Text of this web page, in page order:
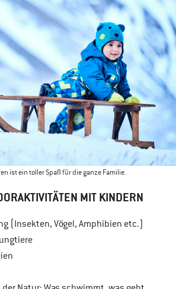
ist ein toller Spaß für die ganze Familie.
MIT KINDERN
(Insekten, Vögel, Amphibien etc.)